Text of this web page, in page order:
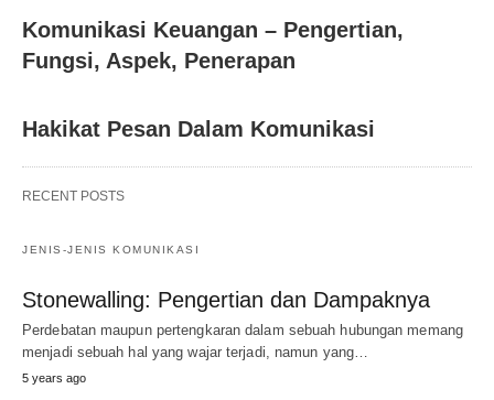
Komunikasi Keuangan – Pengertian,
Fungsi, Aspek, Penerapan
Hakikat Pesan Dalam Komunikasi
RECENT POSTS
JENIS-JENIS KOMUNIKASI
Stonewalling: Pengertian dan Dampaknya
Perdebatan maupun pertengkaran dalam sebuah hubungan memang
menjadi sebuah hal yang wajar terjadi, namun yang…
5 years ago